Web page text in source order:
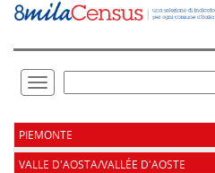
Vai
direttamente
Toggle
navigation
.
PIEMONTE
VALLE D'AOSTA/VALLÉE D'AOSTE